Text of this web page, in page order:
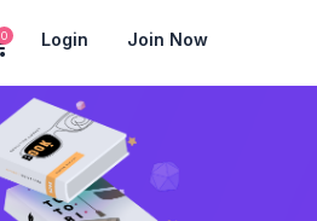
0 Login Join Now